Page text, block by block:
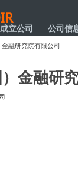
成立公司 公司信
融研究院有限公司
金融研